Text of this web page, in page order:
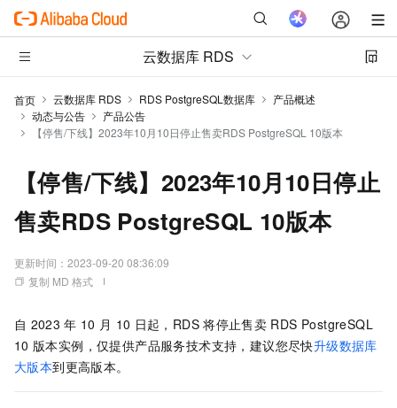
云数据库 RDS
首页 云数据库 RDS RDS PostgreSQL数据库
产品概述
动态与公告
产品公告
【停售/下线】2023年10月10日停止售卖RDS PostgreSQL 10版本
【停售/下线】2023年10月10日停止
售卖RDS PostgreSQL 10版本
更新时间： 2023-09-20 08:36:09
复制 MD 格式
自 2023 年 10 月 10 日起，RDS 将停止售卖 RDS PostgreSQL
10 版本实例，仅提供产品服务技术支持，建议您尽快升级数据库
大版本到更高版本。